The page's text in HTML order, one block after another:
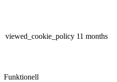
viewed_cookie_policy 11 months
Funktionell